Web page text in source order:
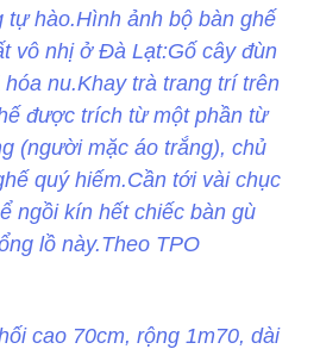
tự hào.Hình ảnh bộ bàn ghế
vô nhị ở Đà Lạt:Gố cây đùn
nu.Khay trà trang trí trên
được trích từ một phần từ
(người mặc áo trắng), chủ
quý hiếm.Cần tới vài chục
ngồi kín hết chiếc bàn gù
lồ này.Theo TPO
cao 70cm, rộng 1m70, dài